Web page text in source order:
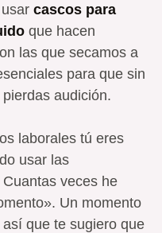
cascos para
que hacen
las que secamos a
para que sin
audición.
laborales tú eres
usar las
veces he
Un momento
que te sugiero que